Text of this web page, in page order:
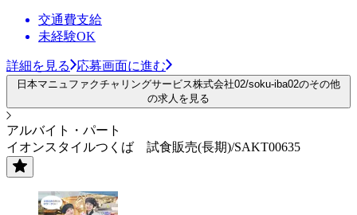
交通費支給
未経験OK
詳細を見る 応募画面に進む
日本マニュファクチャリングサービス株式会社02/soku-iba02のその他
の求人を見る
アルバイト・パート
イオンスタイルつくば 試食販売(長期)/SAKT00635